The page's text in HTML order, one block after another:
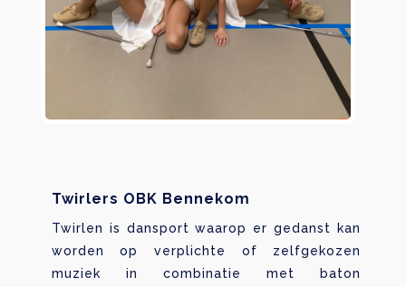
Twirlers OBK Bennekom
Twirlen is dansport waarop er gedanst kan
worden op verplichte of zelfgekozen
muziek in combinatie met baton